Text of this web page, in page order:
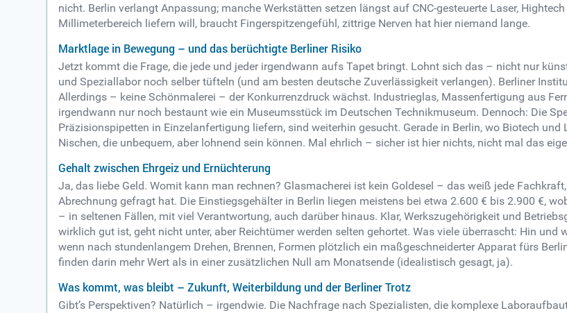
nicht. Berlin verlangt Anpassung; manche Werkstätten setzen längst auf CNC-gesteuerte Laser,
Millimeterbereich liefern will, braucht Fingerspitzengefühl, zittrige Nerven hat hier niemand lange.
Marktlage in Bewegung – und das berüchtigte Berliner Risiko
Jetzt kommt die Frage, die jede und jeder irgendwann aufs Tapet bringt. Lohnt sich das – nicht nur
und Speziallabor noch selber tüfteln (und am besten deutsche Zuverlässigkeit verlangen). Berliner
Allerdings – keine Schönmalerei – der Konkurrenzdruck wächst. Industrieglas, Massenfertigung aus
irgendwann nur noch bestaunt wie ein Museumsstück im Deutschen Technikmuseum. Dennoch: Die
Präzisionspipetten in Einzelanfertigung liefern, sind weiterhin gesucht. Gerade in Berlin, wo Biotech
Nischen, die unbequem, aber lohnend sein können. Mal ehrlich – sicher ist hier nichts, nicht mal das
Gehalt zwischen Ehrgeiz und Ernüchterung
Ja, das liebe Geld. Womit kann man rechnen? Glasmacherei ist kein Goldesel – das weiß jede
Abrechnung gefragt hat. Die Einstiegsgehälter in Berlin liegen meistens bei etwa 2.600 € bis 2.900 €,
– in seltenen Fällen, mit viel Verantwortung, auch darüber hinaus. Klar, Werkszugehörigkeit und
wirklich gut ist, geht nicht unter, aber Reichtümer werden selten gehortet. Was viele überrascht: Hin
wenn nach stundenlangem Drehen, Brennen, Formen plötzlich ein maßgeschneiderter Apparat fürs
finden darin mehr Wert als in einer zusätzlichen Null am Monatsende (idealistisch gesagt, ja).
Was kommt, was bleibt – Zukunft, Weiterbildung und der Berliner Trotz
Gibt’s Perspektiven? Natürlich – irgendwie. Die Nachfrage nach Spezialisten, die komplexe